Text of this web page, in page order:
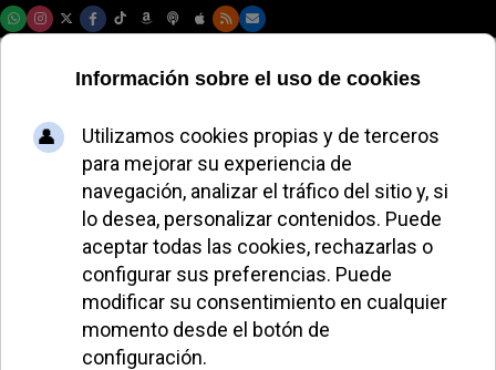
El Papa León XIV
aborda la tristeza
en su catequesis
semanal